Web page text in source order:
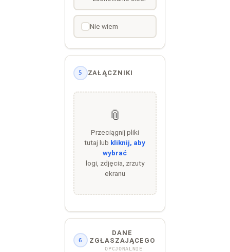
Nie wiem
5 ZAŁĄCZNIKI
📎
Przeciągnij pliki
tutaj lub kliknij, aby
wybrać
logi, zdjęcia, zrzuty
ekranu
6
DANE
ZGŁASZAJĄCEGO
OPCJONALNIE